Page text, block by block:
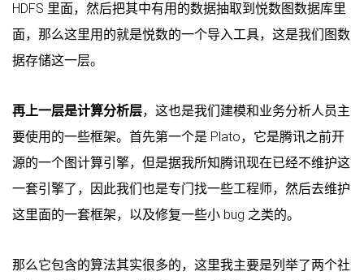
HDFS 里面，然后把其中有用的数据抽取到悦数图数据库里
面，那么这里用的就是悦数的一个导入工具，这是我们图数
据存储这一层。
再上一层是计算分析层，这也是我们建模和业务分析人员主
要使用的一些框架。首先第一个是 Plato，它是腾讯之前开
源的一个图计算引擎，但是据我所知腾讯现在已经不维护这
一套引擎了，因此我们也是专门找一些工程师，然后去维护
这里面的一套框架，以及修复一些小 bug 之类的。
那么它包含的算法其实很多的，这里我主要是列举了两个社